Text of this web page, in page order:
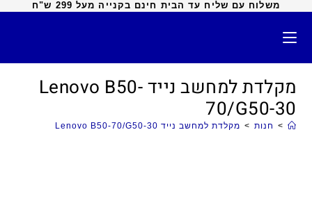
משלוח עם שליח עד הבית חינם בקנייה מעל 299 ש"ח
מקלדת למחשב נייד Lenovo B50-
70/G50-30
> חנות > מקלדת למחשב נייד Lenovo B50-70/G50-30